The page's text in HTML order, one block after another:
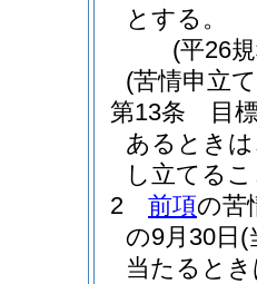
とする。
(平26
(苦情申立
第13条
目
あるとき
し立てる
2
前項の苦
の9月30日 (
当たると